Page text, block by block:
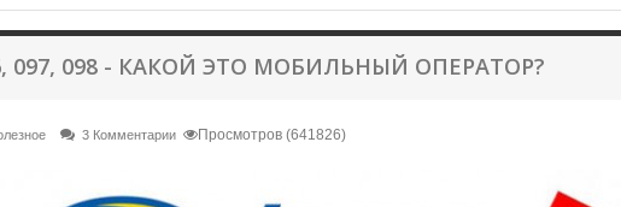
097, 098 - КАКОЙ ЭТО МОБИЛЬНЫЙ ОПЕРАТОР?
3 Комментарии Просмотров (641826)